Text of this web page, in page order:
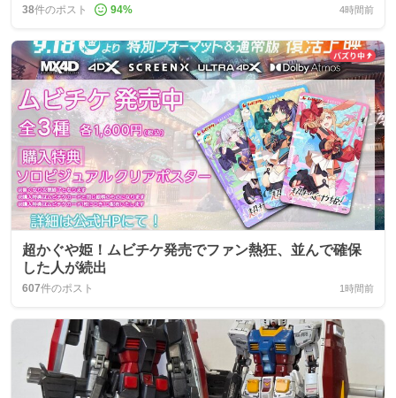
38件のポスト 94% 4時間前
超かぐや姫！ムビチケ発売でファン熱狂、並んで確保
した人が続出
607件のポスト 1時間前